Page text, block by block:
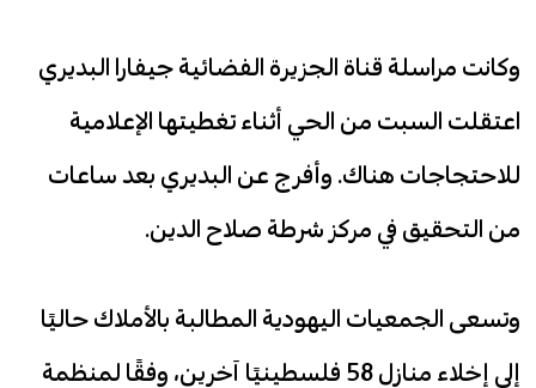
وكانت مراسلة قناة الجزيرة الفضائية جيفارا البديري
اعتقلت السبت من الحي أثناء تغطيتها الإعلامية
للاحتجاجات هناك. وأفرج عن البديري بعد ساعات
من التحقيق في مركز شرطة صلاح الدين.
وتسعى الجمعيات اليهودية المطالبة بالأملاك حاليًا
إلى إخلاء منازل 58 فلسطينيًا آخرين، وفقًا لمنظمة